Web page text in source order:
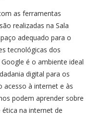
as ferramentas
realizadas na Sala
adequado para o
tecnológicas dos
é o ambiente ideal
digital para os
acesso à internet e às
podem aprender sobre
ética na internet de